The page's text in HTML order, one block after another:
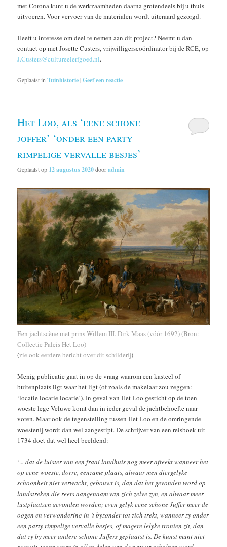
met Corona kunt u de werkzaamheden daarna grotendeels bij u thuis
uitvoeren. Voor vervoer van de materialen wordt uiteraard gezorgd.
Heeft u interesse om deel te nemen aan dit project? Neemt u dan
contact op met Josette Custers, vrijwilligerscoördinator bij de RCE, op
J.Custers@cultureelerfgoed.nl.
Geplaatst in Tuinhistorie|Geef een reactie
Het Loo, als ‘eene schone
joffer’ ‘onder een party
rimpelige vervalle besjes’
Geplaatst op 12 augustus 2020dooradmin
Een jachtscène met prins Willem III.Dirk Maas (vóór 1692) (Bron:
Collectie Paleis Het Loo)
(zie ook eerdere bericht over dit schilderij)
Menig publicatie gaat in op de vraag waarom een kasteel of
buitenplaats ligt waar het ligt (of zoals de makelaar zou zeggen:
‘locatie locatie locatie’). In geval van Het Loo gesticht op de toen
woeste lege Veluwe komt dan in ieder geval de jachtbehoefte naar
voren. Maar ook de tegenstelling tussen Het Loo en de omringende
woestenij wordt dan wel aangestipt. De schrijver van een reisboek uit
1734 doet dat wel heel beeldend:
‘... dat de luister van een fraai landhuis nog meer afteekt wanneer het
op eene woeste, dorre, eenzame plaats, alwaar men diergelyke
schoonheit niet verwacht, gebouwt is, dan dat het gevonden word op
landstreken die reets aangenaam van zich zelve zyn, en alwaar meer
lustplaatzen gevonden worden; even gelyk eene schone Juffer meer de
oogen en verwondering in ’t byzonder tot zich trekt, wanneer zy onder
een party rimpelige vervalle besjes, of magere lelyke tronien zit, dan
dat zy by meer andere schone Juffers geplaatst is. De kunst munt niet